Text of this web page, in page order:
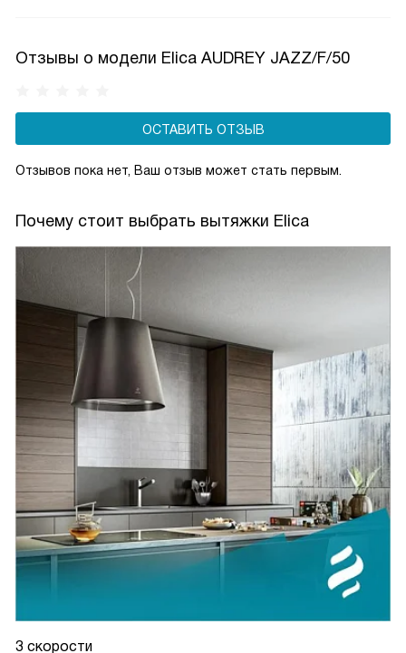
Отзывы о модели Elica AUDREY JAZZ/F/50
ОСТАВИТЬ ОТЗЫВ
Отзывов пока нет, Ваш отзыв может стать первым.
Почему стоит выбрать вытяжки Elica
3 скорости